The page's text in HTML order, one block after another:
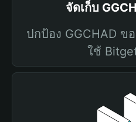
จัดเก็บ
ปกป้อง GGCHAD ข
ใช้